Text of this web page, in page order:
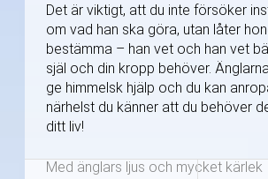
Det är viktigt, att du inte försöker
om vad han ska göra, utan låter
bestämma – han vet och han vet
själ och din kropp behöver.
ge himmelsk hjälp och du kan
närhelst du känner att du behöver
ditt liv!
Med änglars ljus och mycket kärlek